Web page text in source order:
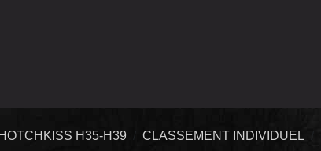
HOTCHKISS H35-H39 CLASSEMENT INDIVIDUEL